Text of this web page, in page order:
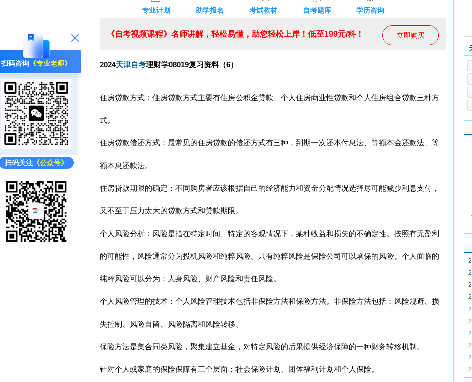
扫码咨询 《专业老师》
扫码关注 《公众号》
专业计划 助学报名 考试教材 自考题库 学历咨询
立即购买
《自考视频课程》名师讲解，轻松易懂，助您轻松上岸！低至199元/科！
2024天津自考理财学08019复习资料（6）
住房贷款方式：住房贷款方式主要有住房公积金贷款、个人住房商业性贷款和个人住房组合贷款三种方
式。
住房贷款偿还方式：最常见的住房贷款的偿还方式有三种，到期一次还本付息法、等额本金还款法、等
额本息还款法。
住房贷款期限的确定：不同购房者应该根据自己的经济能力和资金分配情况选择尽可能减少利息支付，
又不至于压力太大的贷款方式和贷款期限。
个人风险分析：风险是指在特定时间、特定的客观情况下，某种收益和损失的不确定性。按照有无盈利
的可能性，风险通常分为投机风险和纯粹风险。只有纯粹风险是保险公司可以承保的风险。个人面临的
纯粹风险可以分为：人身风险、财产风险和责任风险。
个人风险管理的技术：个人风险管理技术包括非保险方法和保险方法。非保险方法包括：风险规避、损
失控制、风险自留、风险隔离和风险转移。
保险方法是集合同类风险，聚集建立基金，对特定风险的后果提供经济保障的一种财务转移机制。
针对个人或家庭的保险保障有三个层面：社会保险计划、团体福利计划和个人保险。